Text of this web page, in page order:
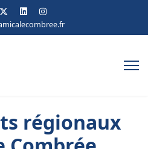
régionaux